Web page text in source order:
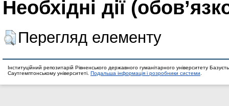
Необхідні дії
Перегляд елементу
Інституційний репозитарій Рівненського державного гуманітарного університету
Саутгемптонському університеті. Подальша інформація і розробники системи